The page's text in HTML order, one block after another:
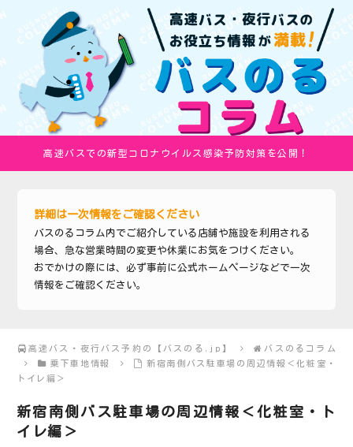
高速バスでの新型コロナウイルス感染予防対策を公開！
詳細は一次情報をご確認ください
バスのるコラム内でご紹介している店舗や施設を利用される
場合、急な営業時間の変更や休業にお気をつけください。
おでかけの際には、必ず事前に公式ホームページなどで一次
情報をご確認ください。
高速バス・夜行バス予約の【バスのる.jp】
バスのるコラム
乗下車地情報
新宿南側バス駐車場の周辺情報＜化粧室・
トイレ編＞
新宿南側バス駐車場の周辺情報＜化粧室・ト
イレ編＞